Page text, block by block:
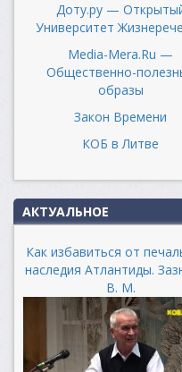
Доту.ру —
Университет
Media-Mera.Ru —
Общественно-
образы
Закон Времени
КОБ в Литве
АКТУАЛЬНОЕ
Как избавиться от
наследия Атлантиды.
В. М.